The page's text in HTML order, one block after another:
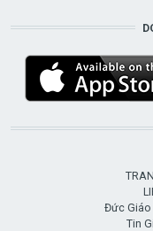
Đức Giáo
Tin